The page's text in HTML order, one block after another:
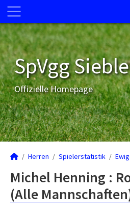
SpVgg
Offizielle Homepage
Herren Spielerstatistik
Michel Henning :
(Alle